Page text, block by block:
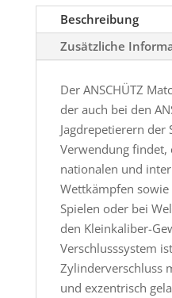
Beschreibung
Zusätzliche
Der ANSCHÜTZ
der auch bei den
Jagdrepetierern der
Verwendung
nationalen und
Wettkämpfen
Spielen oder bei
den Kleinkaliber-
Verschlusssystem
Zylinderverschluss
und exzentrisch